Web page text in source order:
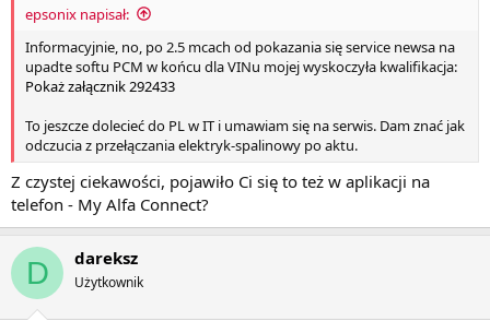
epsonix napisał:
Informacyjnie, no, po 2.5 mcach od pokazania się service newsa na
upadte softu PCM w końcu dla VINu mojej wyskoczyła kwalifikacja:
Pokaż załącznik 292433
To jeszcze dolecieć do PL w IT i umawiam się na serwis. Dam znać jak
odczucia z przełączania elektryk-spalinowy po aktu.
Z czystej ciekawości, pojawiło Ci się to też w aplikacji na
telefon - My Alfa Connect?
D dareksz
Użytkownik